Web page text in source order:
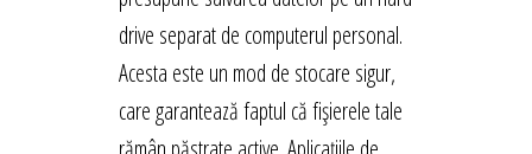
drive separat de computerul personal.
Acesta este un mod de stocare sigur,
care garantează faptul că fișierele tale